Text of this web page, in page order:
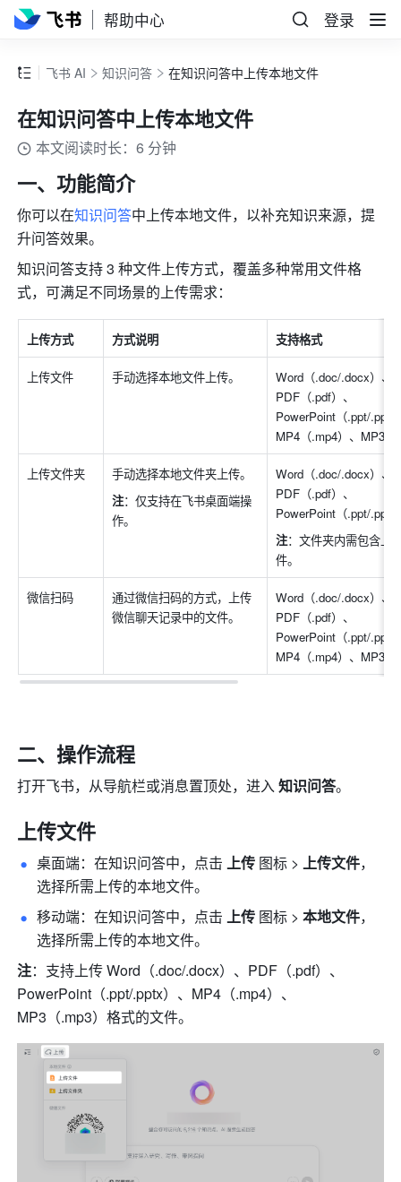
帮助中心 登录
飞书 AI 知识问答 在知识问答中上传本地文件
在知识问答中上传本地文件
本文阅读时长：6 分钟
一、功能简介
你可以在知识问答中上传本地文件，以补充知识来源，提
升问答效果。
知识问答支持 3 种文件上传方式，覆盖多种常用文件格
式，可满足不同场景的上传需求：
上传方式 方式说明 支持格式
上传文件 手动选择本地文件上传。
Word（.doc/.docx）、
PDF（.pdf）、
PowerPoint（.ppt/.pptx
MP4（.mp4）、MP3（
上传文件夹
手动选择本地文件夹上传。
注：仅支持在飞书桌面端操
作。
Word（.doc/.docx）、
PDF（.pdf）、
PowerPoint（.ppt/.pptx
注：文件夹内需包含上
件。
微信扫码
通过微信扫码的方式，上传
微信聊天记录中的文件。
Word（.doc/.docx）、
PDF（.pdf）、
PowerPoint（.ppt/.pptx
MP4（.mp4）、MP3（
二、操作流程
打开飞书，从导航栏或消息置顶处，进入 知识问答。
上传文件
桌面端：在知识问答中，点击 上传 图标 > 上传文件，
选择所需上传的本地文件。
移动端：在知识问答中，点击 上传 图标 > 本地文件，
选择所需上传的本地文件。
注：支持上传 Word（.doc/.docx）、PDF（.pdf）、
PowerPoint（.ppt/.pptx）、MP4（.mp4）、
MP3（.mp3）格式的文件。